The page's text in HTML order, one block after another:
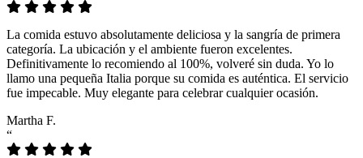
La comida estuvo absolutamente deliciosa y la sangría de primera
categoría. La ubicación y el ambiente fueron excelentes.
Definitivamente lo recomiendo al 100%, volveré sin duda. Yo lo
llamo una pequeña Italia porque su comida es auténtica. El servicio
fue impecable. Muy elegante para celebrar cualquier ocasión.
Martha F.
“